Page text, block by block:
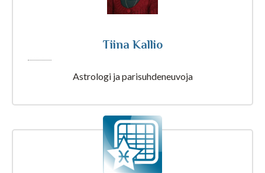
Parisuhdehoroskooppi
Kiinalainen horoskooppi
Horoskooppiartikkelit
Tiina Kallio
Astrologi ja parisuhdeneuvoja